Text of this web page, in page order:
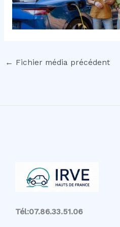
← Fichier média précédent
Tél:07.86.33.51.06